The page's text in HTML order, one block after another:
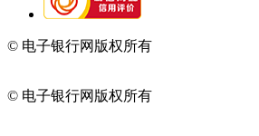
© 电子银行网版权所有
© 电子银行网版权所有